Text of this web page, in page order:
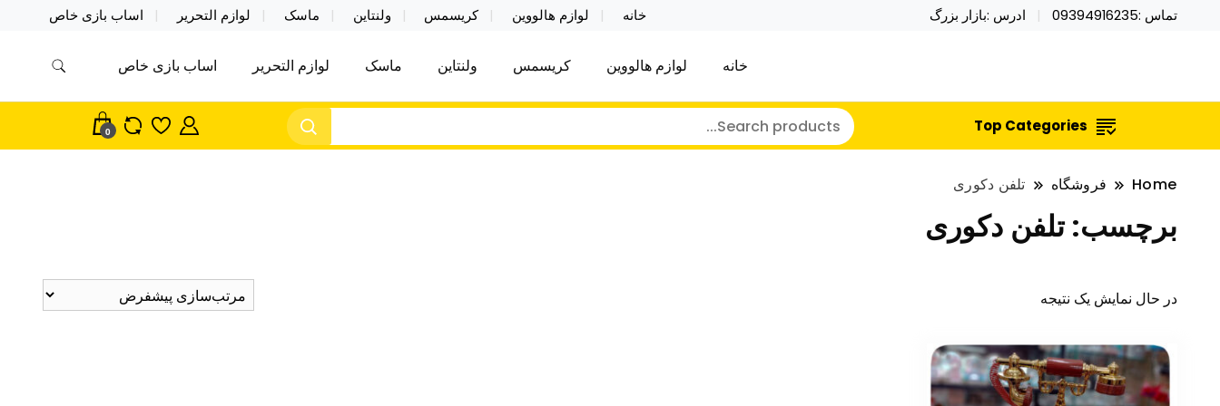
تماس :09394916235 ادرس :بازار بزرگ خانه لوازم هالووین کریسمس ولنتاین ماسک لوازم التحریر اساب بازی خاص
نایکر توی فروش عمده لوازم هالووین ولن تاین کادویی کریسمس اکسسوری ماسک
خرید محصولات خاص فیجت اسباب بازی تراول ماگ نایکر توی فروش عمده لوازم هالووین ولن تاین کادویی کریسمس اکسسوری ماسک در واردات مستقیم
خانه لوازم هالووین کریسمس ولنتاین ماسک لوازم التحریر اساب بازی خاص
Top Categories
0
Home فروشگاه تلفن دکوری
برچسب:تلفن دکوری
در حال نمایش یک نتیجه